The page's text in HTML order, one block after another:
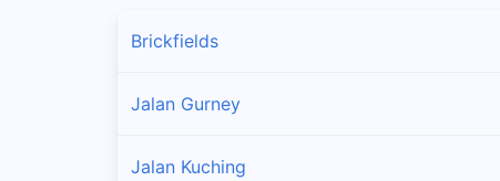
Brickfields
Jalan Gurney
Jalan Kuching